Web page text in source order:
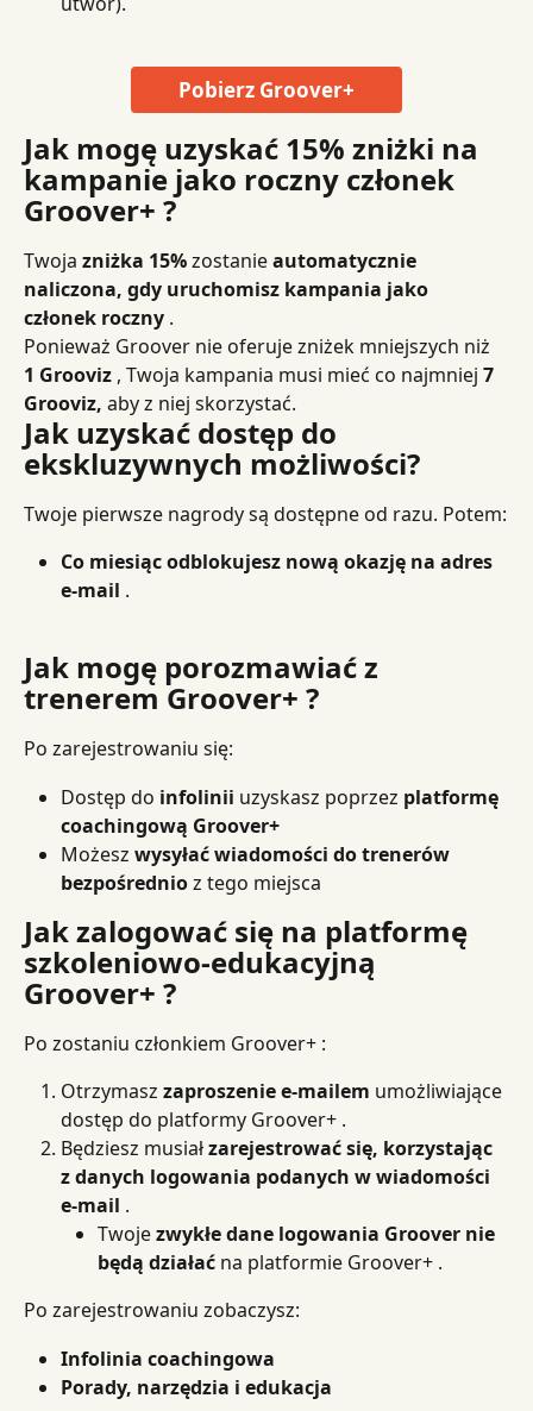
Pobierz Groover+
Jak mogę uzyskać 15% zniżki na
kampanie jako roczny członek
Groover+ ?
Twoja zniżka 15% zostanie automatycznie
naliczona, gdy uruchomisz kampania jako
członek roczny .
Ponieważ Groover nie oferuje zniżek mniejszych niż
1 Grooviz , Twoja kampania musi mieć co najmniej 7
Grooviz, aby z niej skorzystać.
Jak uzyskać dostęp do
ekskluzywnych możliwości?
Twoje pierwsze nagrody są dostępne od razu. Potem:
Co miesiąc odblokujesz nową okazję na adres
e-mail .
Jak mogę porozmawiać z
trenerem Groover+ ?
Po zarejestrowaniu się:
Dostęp do infolinii uzyskasz poprzez platformę
coachingową Groover+
Możesz wysyłać wiadomości do trenerów
bezpośrednio z tego miejsca
Jak zalogować się na platformę
szkoleniowo-edukacyjną
Groover+ ?
Po zostaniu członkiem Groover+ :
Otrzymasz zaproszenie e-mailem umożliwiające
dostęp do platformy Groover+ .
Będziesz musiał zarejestrować się, korzystając
z danych logowania podanych w wiadomości
e-mail .
Twoje zwykłe dane logowania Groover nie
będą działać na platformie Groover+ .
Po zarejestrowaniu zobaczysz:
Infolinia coachingowa
Porady, narzędzia i edukacja